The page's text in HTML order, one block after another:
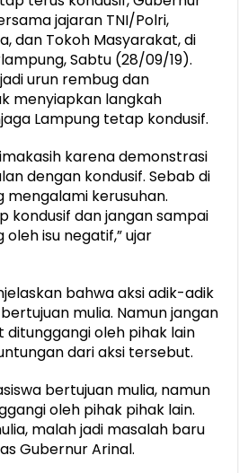
jajaran TNI/Polri,
dan Tokoh Masyarakat, di
Sabtu (28/09/19).
urun rembug dan
menyiapkan langkah
Lampung tetap kondusif.
karena demonstrasi
dengan kondusif. Sebab di
mengalami kerusuhan.
kondusif dan jangan sampai
isu negatif,” ujar
bahwa aksi adik-adik
mulia. Namun jangan
oleh pihak lain
dari aksi tersebut.
bertujuan mulia, namun
oleh pihak pihak lain.
malah jadi masalah baru
Gubernur Arinal.